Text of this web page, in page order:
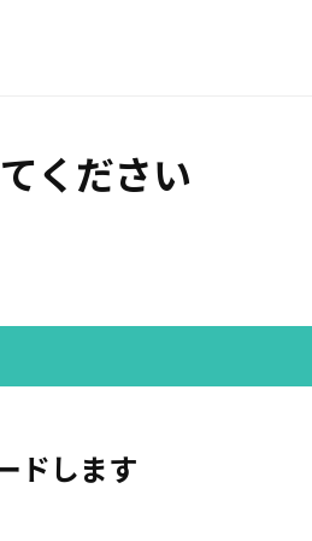
ください
ドします